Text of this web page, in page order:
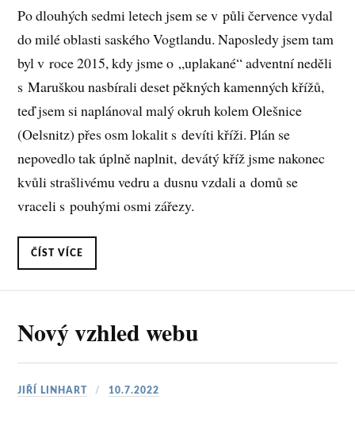
Po dlouhých sedmi letech jsem se v půli července vydal
do milé oblasti saského Vogtlandu. Naposledy jsem tam
byl v roce 2015, kdy jsme o „uplakané“ adventní neděli
s Maruškou nasbírali deset pěkných kamenných křížů,
teď jsem si naplánoval malý okruh kolem Olešnice
(Oelsnitz) přes osm lokalit s devíti kříži. Plán se
nepovedlo tak úplně naplnit, devátý kříž jsme nakonec
kvůli strašlivému vedru a dusnu vzdali a domů se
vraceli s pouhými osmi zářezy.
ČÍST VÍCE
Nový vzhled webu
JIŘÍ LINHART 10.7.2022